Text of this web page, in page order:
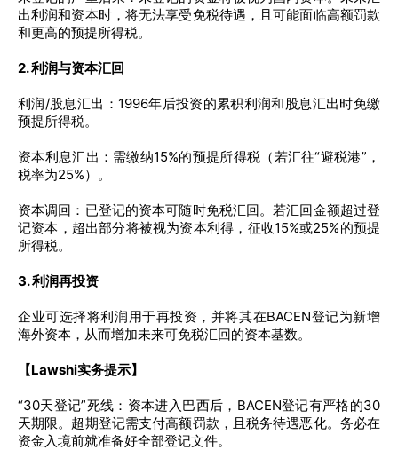
出利润和资本时，将无法享受免税待遇，且可能面临高额罚款
和更高的预提所得税。
2. 利润与资本汇回
利润/股息汇出：1996年后投资的累积利润和股息汇出时免缴
预提所得税。
资本利息汇出：需缴纳15%的预提所得税（若汇往“避税港”，
税率为25%）。
资本调回：已登记的资本可随时免税汇回。若汇回金额超过登
记资本，超出部分将被视为资本利得，征收15%或25%的预提
所得税。
3. 利润再投资
企业可选择将利润用于再投资，并将其在BACEN登记为新增
海外资本，从而增加未来可免税汇回的资本基数。
【Lawshi实务提示】
“30天登记”死线：资本进入巴西后，BACEN登记有严格的30
天期限。超期登记需支付高额罚款，且税务待遇恶化。务必在
资金入境前就准备好全部登记文件。